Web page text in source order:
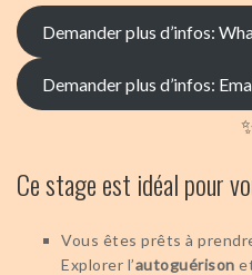
Demander plus d’infos:
Demander plus d’infos:
Ce stage est idéal pour
Vous êtes prêts à
Explorer l’autoguérison